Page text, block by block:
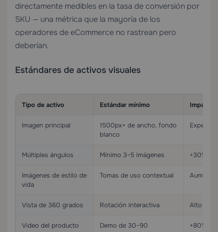
directamente medibles en la tasa de conversión por
SKU — una métrica que la mayoría de los
operadores de eCommerce no rastrean pero
deberían.
Estándares de activos visuales
Tipo de activo Estándar mínimo Impacto
Imagen principal
1500px+ de ancho, fondo
blanco
Múltiples ángulos Mínimo 3–5 imágenes +30%
Imágenes de estilo de
vida
Tomas de uso contextual
Vista de 360 grados Rotación interactiva Alto
Video del producto
Demo de 30–90
+80%